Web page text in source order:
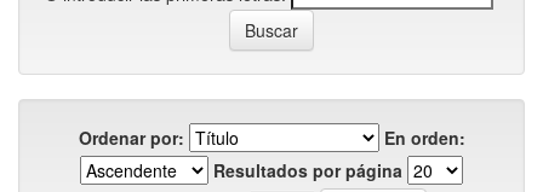
Ordenar por:
En orden:
Resultados por página